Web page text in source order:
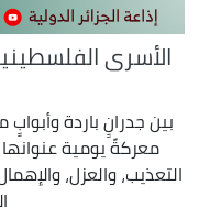
الأسرى
بين جدرانٍ باردة
معركةً يومية
التعذيب، والعزل،